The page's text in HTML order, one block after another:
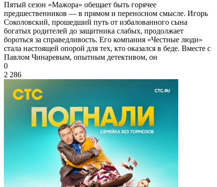
Пятый сезон «Мажора» обещает быть горячее
предшественников — в прямом и переносном смысле. Игорь
Соколовский, прошедший путь от избалованного сына
богатых родителей до защитника слабых, продолжает
бороться за справедливость. Его компания «Честные люди»
стала настоящей опорой для тех, кто оказался в беде. Вместе с
Павлом Чинаревым, опытным детективом, он
0
2 286